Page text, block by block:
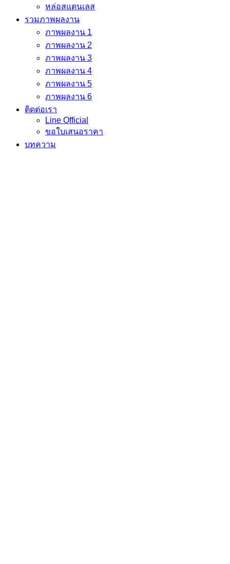
หล่อสแตนเลส
รวมภาพผลงาน
ภาพผลงาน 1
ภาพผลงาน 2
ภาพผลงาน 3
ภาพผลงาน 4
ภาพผลงาน 5
ภาพผลงาน 6
ติดต่อเรา
Line Official
ขอใบเสนอราคา
บทความ